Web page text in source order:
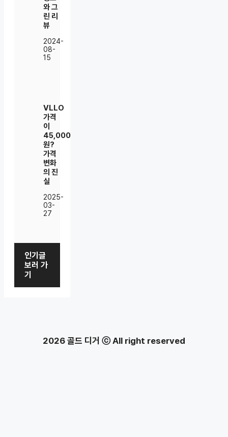
와 그
린 리
뷰
2024-
08-
15
VLLO
가격
이
45,000
원?
가격
변화
의 진
실
2025-
03-
27
인기글
보러 가
기
2026 골드 디거 ⓒ All right reserved